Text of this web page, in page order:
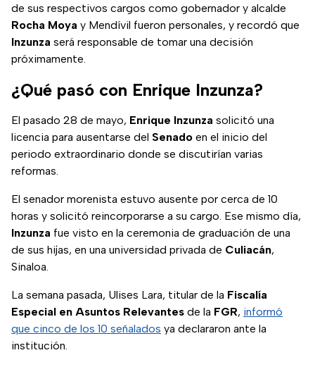
de sus respectivos cargos como gobernador y alcalde
Rocha Moya y Mendívil fueron personales, y recordó que
Inzunza será responsable de tomar una decisión
próximamente.
¿Qué pasó con Enrique Inzunza?
El pasado 28 de mayo, Enrique Inzunza solicitó una
licencia para ausentarse del Senado en el inicio del
periodo extraordinario donde se discutirían varias
reformas.
El senador morenista estuvo ausente por cerca de 10
horas y solicitó reincorporarse a su cargo. Ese mismo día,
Inzunza fue visto en la ceremonia de graduación de una
de sus hijas, en una universidad privada de Culiacán,
Sinaloa.
La semana pasada, Ulises Lara, titular de la Fiscalía
Especial en Asuntos Relevantes de la FGR, informó
que cinco de los 10 señalados ya declararon ante la
institución.